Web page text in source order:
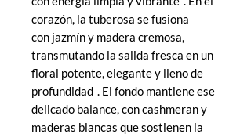
corazón, la tuberosa se fusiona
con jazmín y madera cremosa,
transmutando la salida fresca en un
floral potente, elegante y lleno de
profundidad . El fondo mantiene ese
delicado balance, con cashmeran y
maderas blancas que sostienen la